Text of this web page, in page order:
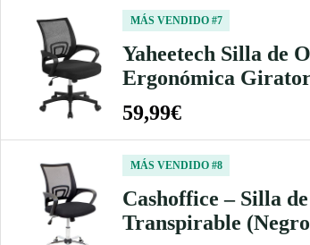
MÁS VENDIDO #7
Yaheetech Silla de
Ergonómica
59,99€
MÁS VENDIDO #8
Cashoffice – Silla
Transpirable